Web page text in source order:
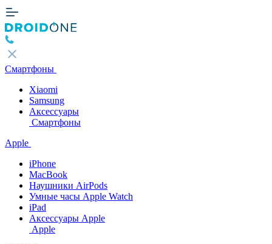
Смартфоны
Xiaomi
Samsung
Аксессуары
Смартфоны
Apple
iPhone
MacBook
Наушники AirPods
Умные часы Apple Watch
iPad
Аксессуары Apple
Apple